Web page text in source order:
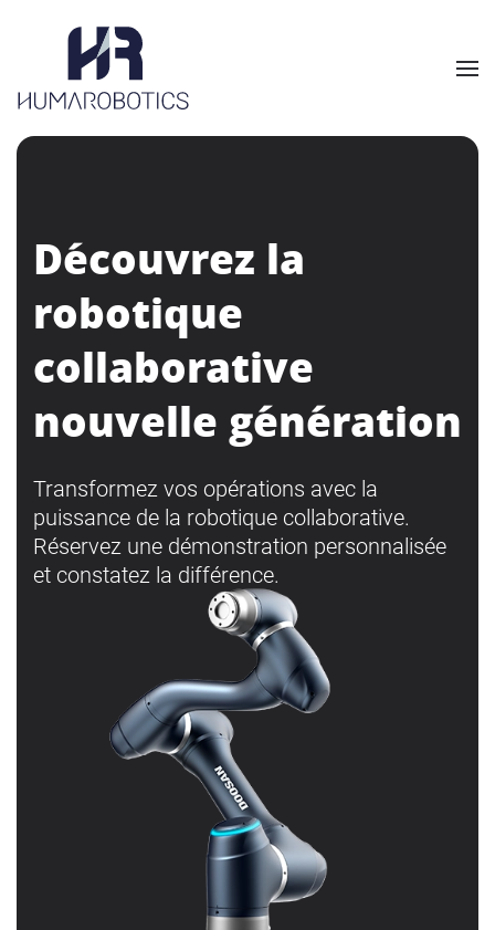
Skip to main content
Découvrez la
robotique
collaborative
nouvelle génération
Transformez vos opérations avec la
puissance de la robotique collaborative.
Réservez une démonstration personnalisée
et constatez la différence.